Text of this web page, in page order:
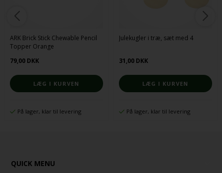
ARK Brick Stick Chewable Pencil
Topper Orange
79,00 DKK
På lager, klar til levering
Julekugler i træ, sæt med 4
31,00 DKK
På lager, klar til levering
QUICK MENU